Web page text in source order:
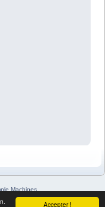
Accepter !
Machines